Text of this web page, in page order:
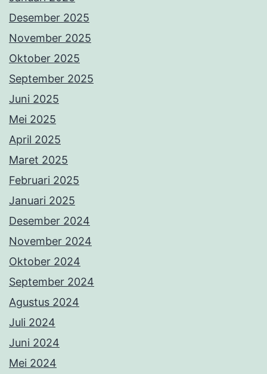
Desember 2025
November 2025
Oktober 2025
September 2025
Juni 2025
Mei 2025
April 2025
Maret 2025
Februari 2025
Januari 2025
Desember 2024
November 2024
Oktober 2024
September 2024
Agustus 2024
Juli 2024
Juni 2024
Mei 2024